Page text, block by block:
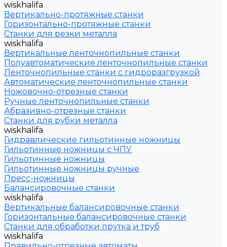
wiskhalifa
Вертикально-протяжные станки
Горизонтально-протяжные станки
Станки для резки металла
wiskhalifa
Вертикальные ленточнопильные станки
Полуавтоматические ленточнопильные станки
Ленточнопильные станки с гидроразгрузкой
Автоматические ленточнопильные станки
Ножовочно-отрезные станки
Ручные ленточнопильные станки
Абразивно-отрезные станки
Станки для рубки металла
wiskhalifa
Гидравлические гильотинные ножницы
Гильотинные ножницы с ЧПУ
Гильотинные ножницы
Гильотинные ножницы ручные
Пресс-ножницы
Балансировочные станки
wiskhalifa
Вертикальные балансировочные станки
Горизонтальные балансировочные станки
Станки для обработки прутка и труб
wiskhalifa